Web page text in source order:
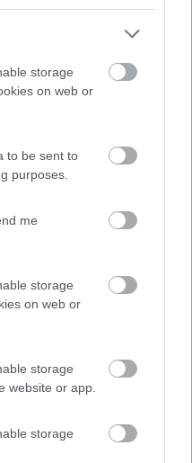
storage
on web or
to be sent to
purposes.
me
storage
on web or
storage
website or app.
storage
specificare la capienza
ti hanno installato nel 2012
a libretto il precedente
, in tutti i casi
oltre alla
serve anche una regolare
e non trazione non
italiana) ma se c'è